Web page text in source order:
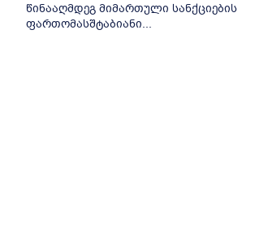
წინააღმდეგ მიმართული სანქციების
ფართომასშტაბიანი...